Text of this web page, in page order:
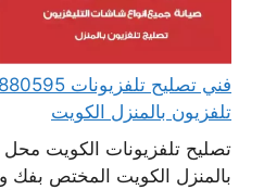
تلفزيون بالمنزل الكويت
تصليح تلفزيونات الكويت
بالمنزل الكويت المختص بفك و